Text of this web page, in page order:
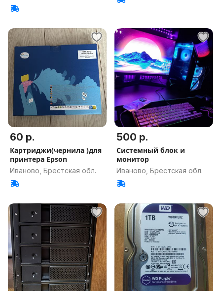
60 р.
Картриджи(чернила )для
принтера Epson
Иваново, Брестская обл.
500 р.
Системный блок и
монитор
Иваново, Брестская обл.